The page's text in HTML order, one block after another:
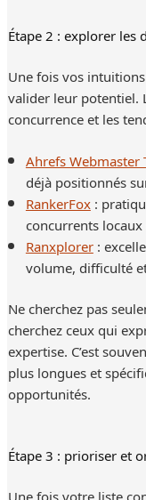
Étape 2 : explorer les
Une fois vos
valider leur potentiel.
concurrence et les
Ahrefs Webmaster
déjà positionnés
RankerFox:
concurrents
Ranxplorer:
volume, difficulté
Ne cherchez pas
cherchez ceux qui
expertise. C’est
plus longues et
opportunités.
Étape 3 : prioriser et